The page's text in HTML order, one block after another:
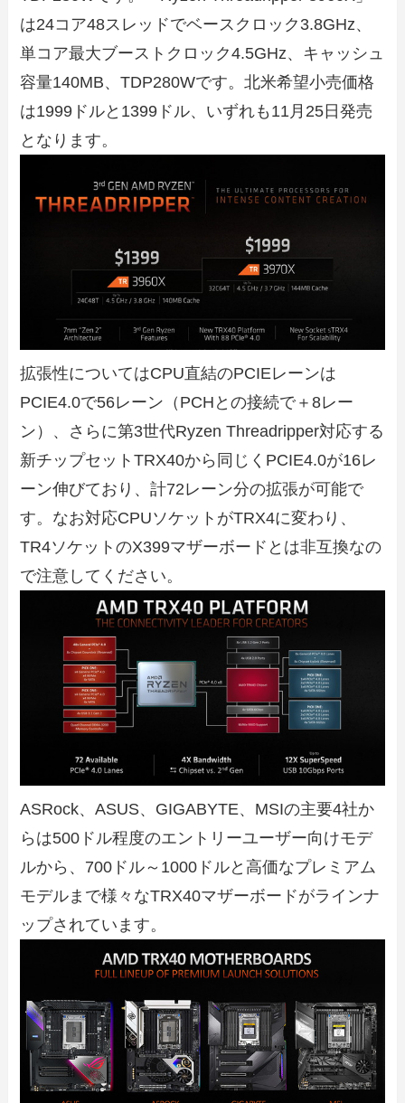
は24コア48スレッドでベースクロック3.8GHz、
単コア最大ブーストクロック4.5GHz、キャッシュ
容量140MB、TDP280Wです。北米希望小売価格
は1999ドルと1399ドル、いずれも11月25日発売
となります。
拡張性についてはCPU直結のPCIEレーンは
PCIE4.0で56レーン（PCHとの接続で＋8レー
ン）、さらに第3世代Ryzen Threadripper対応する
新チップセットTRX40から同じくPCIE4.0が16レ
ーン伸びており、計72レーン分の拡張が可能で
す。なお対応CPUソケットがTRX4に変わり、
TR4ソケットのX399マザーボードとは非互換なの
で注意してください。
ASRock、ASUS、GIGABYTE、MSIの主要4社か
らは500ドル程度のエントリーユーザー向けモデ
ルから、700ドル～1000ドルと高価なプレミアム
モデルまで様々なTRX40マザーボードがラインナ
ップされています。